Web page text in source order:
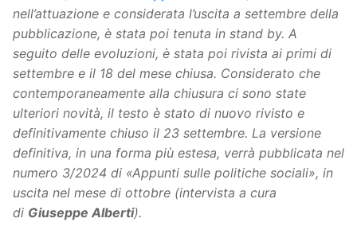
nell’attuazione e considerata l’uscita a settembre della
pubblicazione, è stata poi tenuta in stand by. A
seguito delle evoluzioni, è stata poi rivista ai primi di
settembre e il 18 del mese chiusa. Considerato che
contemporaneamente alla chiusura ci sono state
ulteriori novità, il testo è stato di nuovo rivisto e
definitivamente chiuso il 23 settembre. La versione
definitiva, in una forma più estesa, verrà pubblicata nel
numero 3/2024 di «Appunti sulle politiche sociali», in
uscita nel mese di ottobre (intervista a cura
di Giuseppe Alberti).